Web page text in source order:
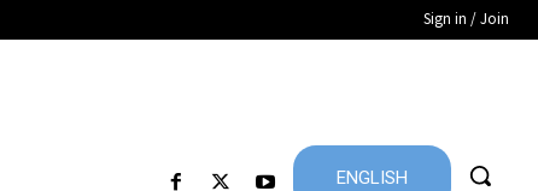
Sign in / Join
ENGLISH